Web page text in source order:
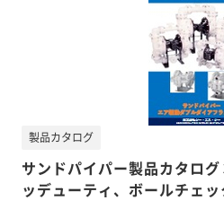
サンドパイパー製品カタロ
ッデューティ、ボールチェッ
製品カタログ